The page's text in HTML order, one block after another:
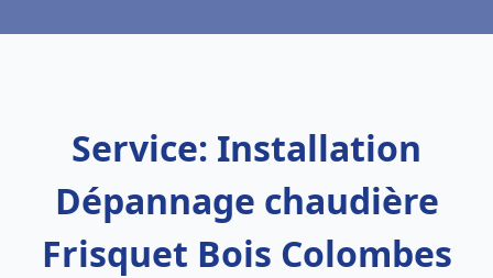
Service: Installation
Dépannage chaudière
Frisquet Bois Colombes